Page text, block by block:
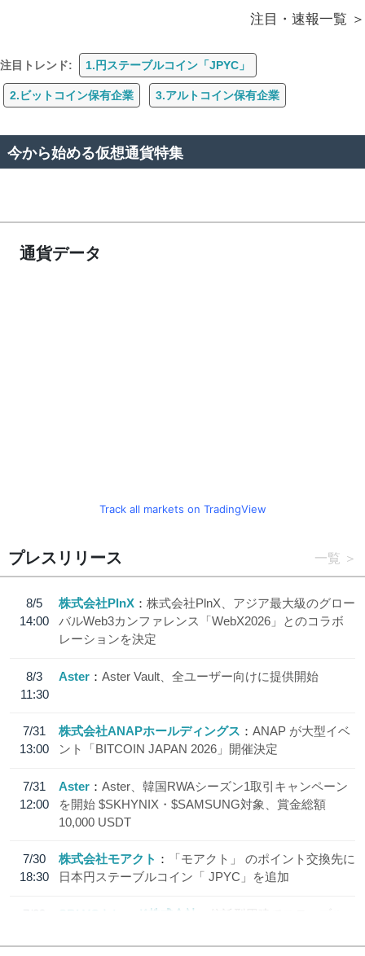
注目・速報一覧
注目トレンド: 1.円ステーブルコイン「JPYC」
2.ビットコイン保有企業 3.アルトコイン保有企業
今から始める仮想通貨特集
通貨データ
Track all markets on TradingView
プレスリリース 一覧
8/5
14:00
株式会社PlnX
株式会社PlnX、アジア最大級のグロー
バルWeb3カンファレンス「WebX2026」とのコラボ
レーションを決定
8/3
11:30
Aster Aster Vault、全ユーザー向けに提供開始
7/31
13:00
株式会社ANAPホールディングス
ANAP が大型イベ
ント「BITCOIN JAPAN 2026」開催決定
7/31
12:00
Aster
Aster、韓国RWAシーズン1取引キャンペーン
を開始 $SKHYNIX・$SAMSUNG対象、賞金総額
10,000 USDT
7/30
18:30
株式会社モアクト
「モアクト」 のポイント交換先に
日本円ステーブルコイン「 JPYC」を追加
7/29
SBI VCトレード株式会社
信託型円建てステーブル